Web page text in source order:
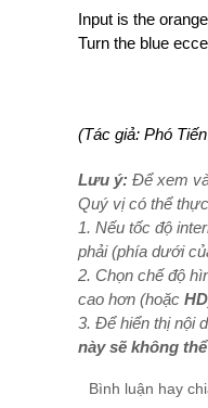
Input is the
Turn the blue
(Tác giả: Phó
Lưu ý: Để xem
Quý vị có thể
1. Nếu tốc độ
phải (phía dưới
2. Chọn chế độ
cao hơn (hoặc HD
3. Để hiển thị nội
này sẽ không
Bình luận hay